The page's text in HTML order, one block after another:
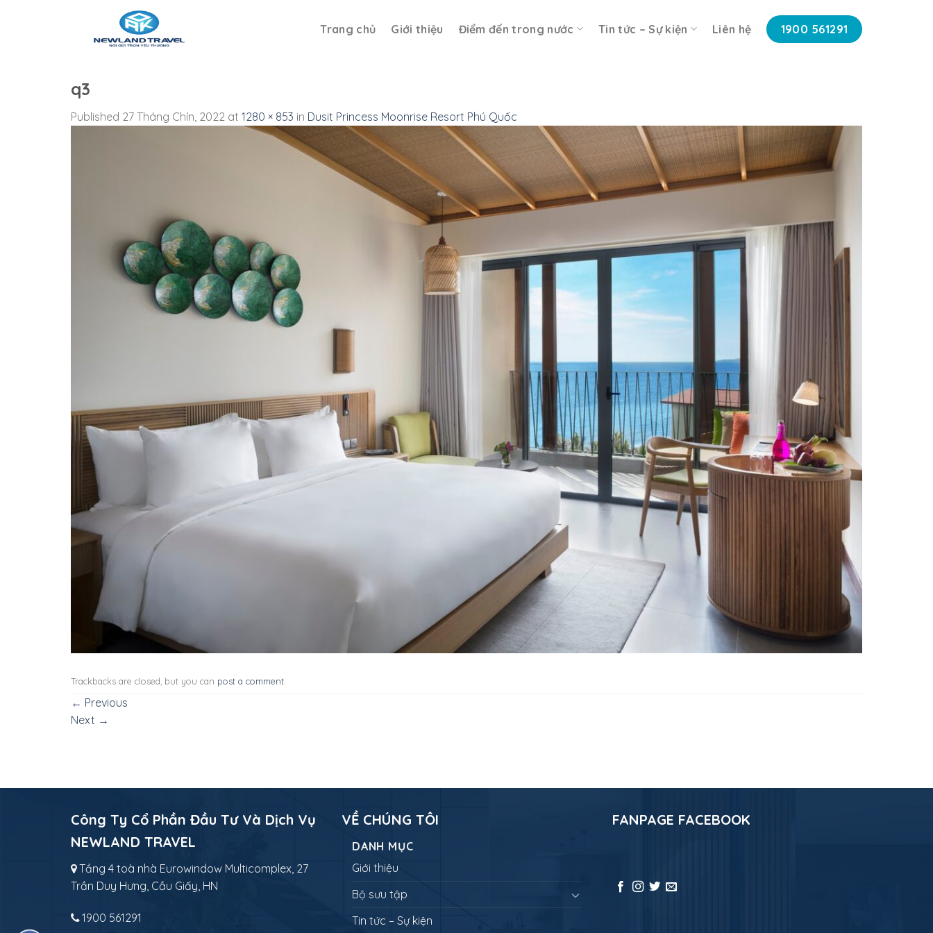
Trang chủ Giới thiệu Điểm đến trong nước Tin tức – Sự kiện Liên hệ 1900 561291
q3
Published 27 Tháng Chín, 2022 at 1280 × 853 in Dusit Princess Moonrise Resort Phú Quốc
Trackbacks are closed, but you can post a comment.
← Previous
Next →
Công Ty Cổ Phần Đầu Tư Và Dịch Vụ
NEWLAND TRAVEL
Tầng 4 toà nhà Eurowindow Multicomplex, 27
Trần Duy Hưng, Cầu Giấy, HN
1900 561291
VỀ CHÚNG TÔI
DANH MỤC
Giới thiệu
Bộ sưu tập
Tin tức – Sự kiện
FANPAGE FACEBOOK